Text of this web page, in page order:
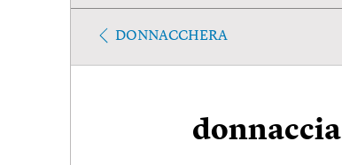
DONNACCHERA
donnaccia